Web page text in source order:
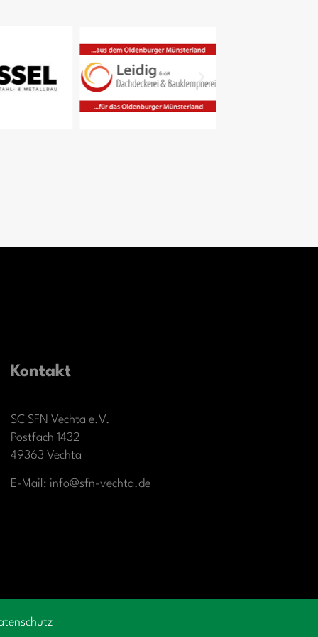
Kontakt
SC SFN Vechta e.V.
Postfach 1432
49363 Vechta
E-Mail: info@sfn-vechta.de